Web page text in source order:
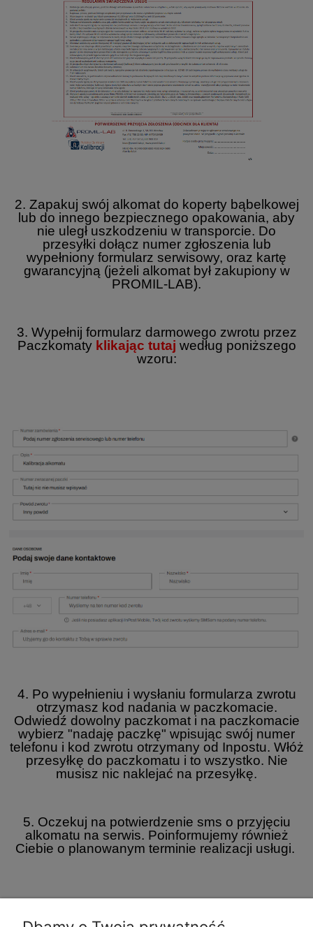
2. Zapakuj swój alkomat do koperty bąbelkowej
lub do innego bezpiecznego opakowania, aby
nie uległ uszkodzeniu w transporcie. Do
przesyłki dołącz numer zgłoszenia lub
wypełniony formularz serwisowy, oraz kartę
gwarancyjną (jeżeli alkomat był zakupiony w
PROMIL-LAB).
3. Wypełnij formularz darmowego zwrotu przez
Paczkomaty klikając tutaj według poniższego
wzoru:
4. Po wypełnieniu i wysłaniu formularza zwrotu
otrzymasz kod nadania w paczkomacie.
Odwiedź dowolny paczkomat i na paczkomacie
wybierz "nadaję paczkę" wpisując swój numer
telefonu i kod zwrotu otrzymany od Inpostu. Włóż
przesyłkę do paczkomatu i to wszystko. Nie
musisz nic naklejać na przesyłkę.
5. Oczekuj na potwierdzenie sms o przyjęciu
alkomatu na serwis. Poinformujemy również
Ciebie o planowanym terminie realizacji usługi.